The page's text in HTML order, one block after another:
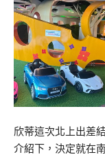
欣蒂這次北上出差
介紹下，決定就在